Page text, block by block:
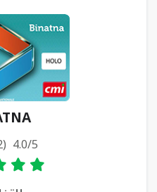
4.0/5 (2 تقييم)